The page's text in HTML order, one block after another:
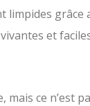
grâce
et
ce n’est